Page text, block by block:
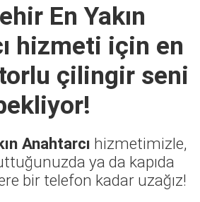
En Yakın
hizmeti için en
çilingir seni
Anahtarcı hizmetimizle,
ya da kapıda
bir telefon kadar uzağız!